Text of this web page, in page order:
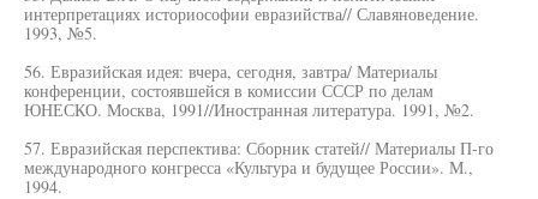
интерпретациях историософии евразийства// Славяноведение.
1993, №5.
56. Евразийская идея: вчера, сегодня, завтра/ Материалы
конференции, состоявшейся в комиссии СССР по делам
ЮНЕСКО. Москва, 1991//Иностранная литература. 1991, №2.
57. Евразийская перспектива: Сборник статей// Материалы П-го
международного конгресса «Культура и будущее России». М.,
1994.